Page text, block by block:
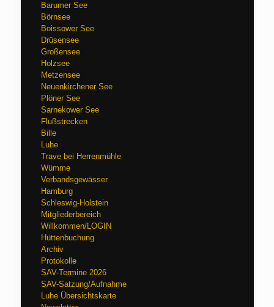
Barumer See
Börnsee
Boissower See
Drüsensee
Großensee
Holzsee
Metzensee
Neuenkirchener See
Plöner See
Sarnekower See
Flußstrecken
Bille
Luhe
Trave bei Herrenmühle
Wümme
Verbandsgewässer
Hamburg
Schleswig-Holstein
Mitgliederbereich
Willkommen/LOGIN
Hüttenbuchung
Archiv
Protokolle
SAV-Termine 2026
SAV-Satzung/Aufnahme
Luhe Übersichtskarte